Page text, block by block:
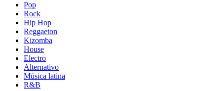
Pop
Rock
Hip Hop
Reggaeton
Kizomba
House
Electro
Alternativo
Música latina
R&B